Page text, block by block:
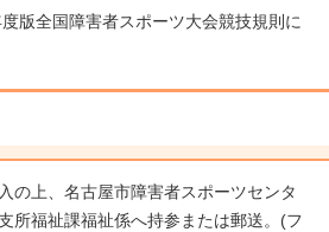
版全国障害者スポーツ大会競技規則に
の上、名古屋市障害者スポーツセンタ
所福祉課福祉係へ持参または郵送。(フ